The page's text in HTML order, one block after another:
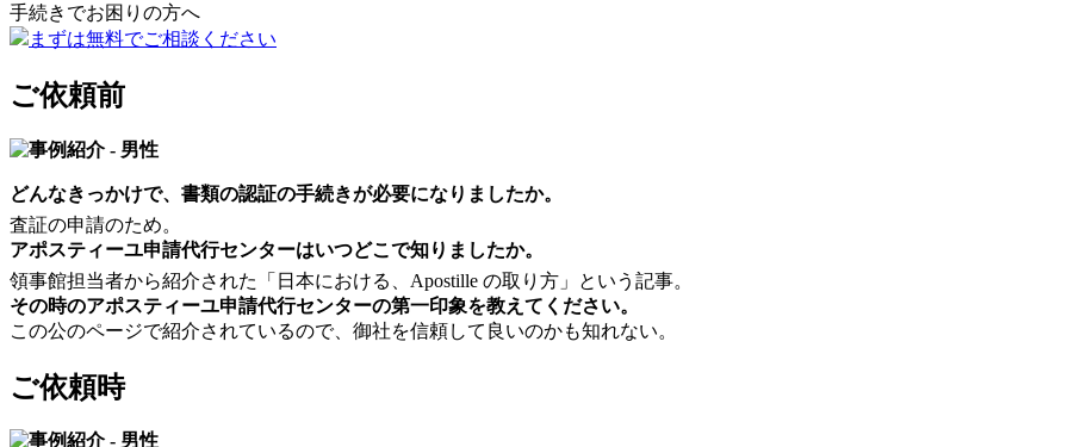
手続きでお困りの方へ
まずは無料でご相談ください
ご依頼前
どんなきっかけで、書類の認証の手続きが必要になりましたか。
査証の申請のため。
アポスティーユ申請代行センターはいつどこで知りましたか。
領事館担当者から紹介された「日本における、Apostille の取り方」という記事。
その時のアポスティーユ申請代行センターの第一印象を教えてください。
この公のページで紹介されているので、御社を信頼して良いのかも知れない。
ご依頼時